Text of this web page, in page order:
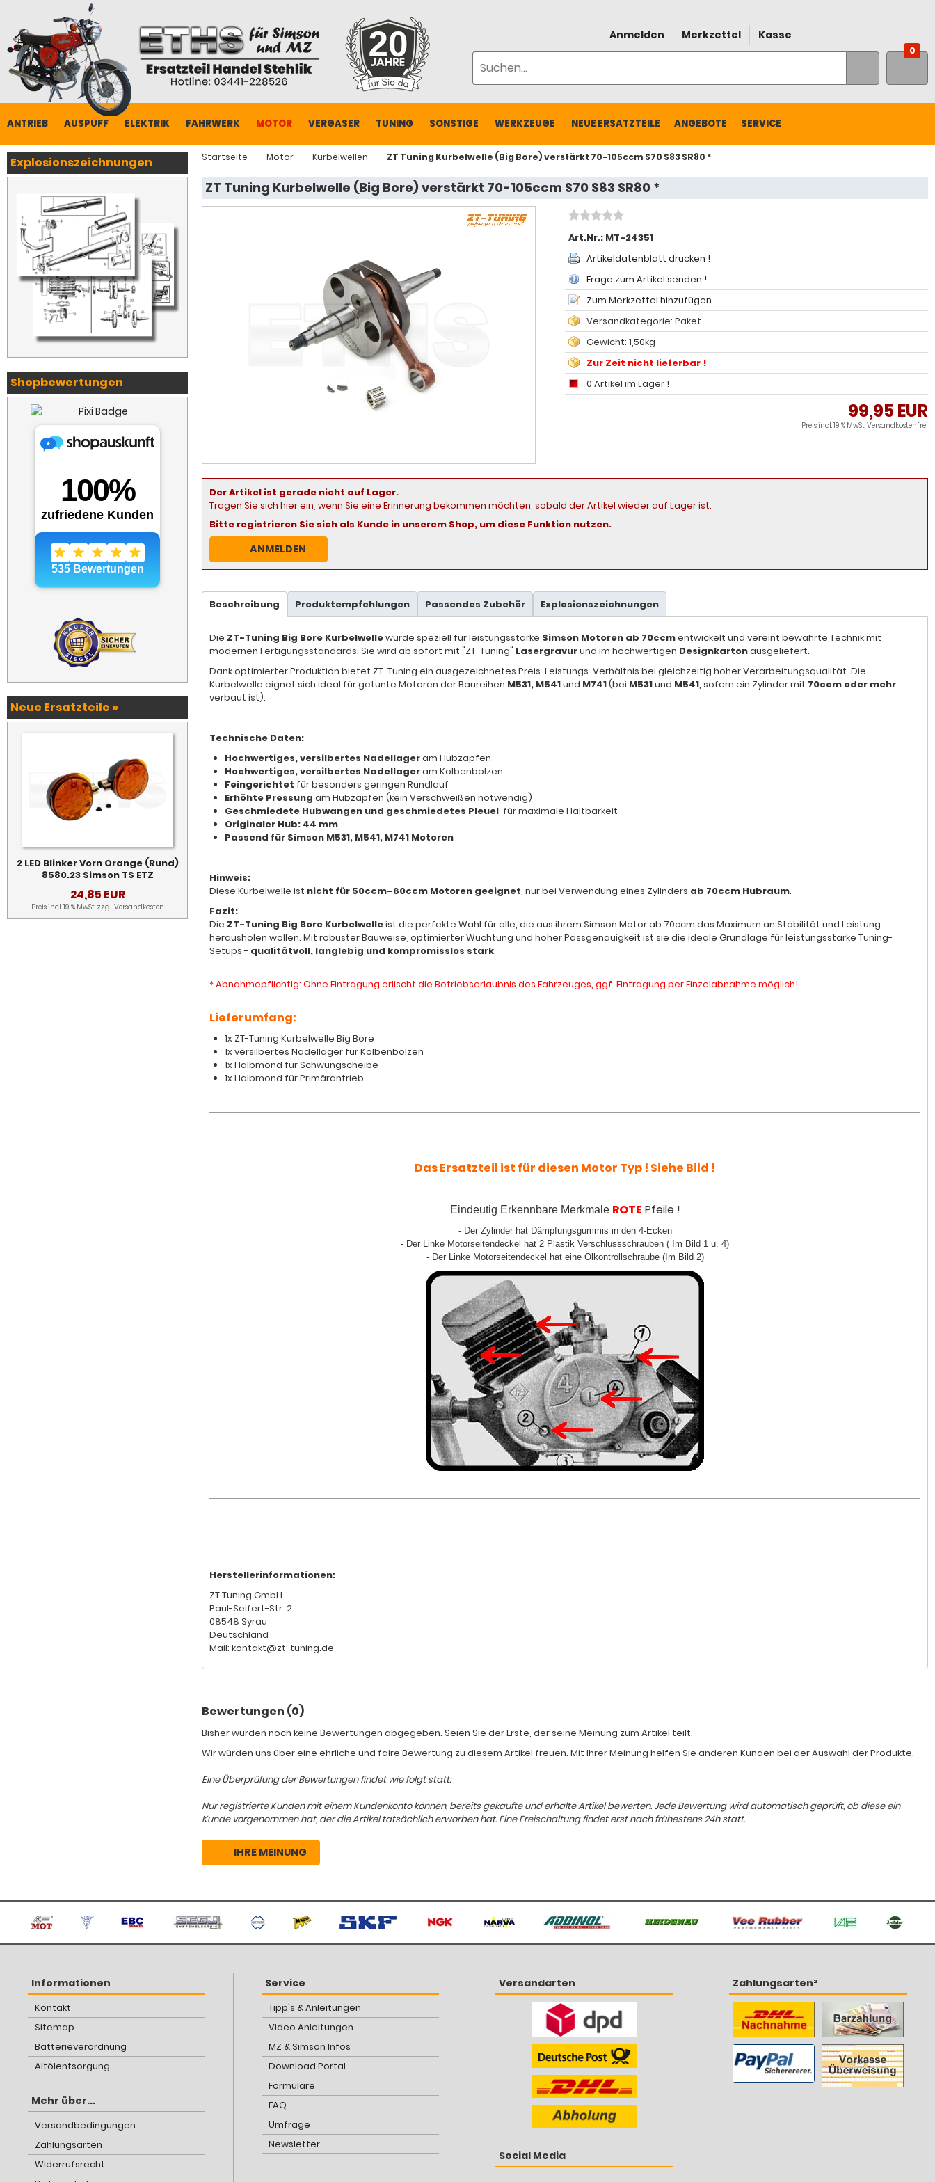
Anmelden Merkzettel Kasse
0
ANTRIEB AUSPUFF ELEKTRIK FAHRWERK MOTOR VERGASER TUNING SONSTIGE WERKZEUGE NEUE ERSATZTEILE ANGEBOTE SERVICE
Startseite Motor Kurbelwellen ZT Tuning Kurbelwelle (Big Bore) verstärkt 70-105ccm S70 S83 SR80 *
ZT Tuning Kurbelwelle (Big Bore) verstärkt 70-105ccm S70 S83 SR80 *
Art.Nr.: MT-24351
Artikeldatenblatt drucken !
Frage zum Artikel senden !
Zum Merkzettel hinzufügen
Versandkategorie: Paket
Gewicht: 1,50kg
Zur Zeit nicht lieferbar !
0 Artikel im Lager !
99,95 EUR
Preis incl. 19 % MwSt.Versandkostenfrei
Der Artikel ist gerade nicht auf Lager.
Tragen Sie sich hier ein, wenn Sie eine Erinnerung bekommen möchten, sobald der Artikel wieder auf Lager ist.
Bitte registrieren Sie sich als Kunde in unserem Shop, um diese Funktion nutzen.
ANMELDEN
Beschreibung Produktempfehlungen Passendes Zubehör Explosionszeichnungen
Die ZT-Tuning Big Bore Kurbelwellewurde speziell für leistungsstarke Simson Motoren ab 70ccmentwickelt und vereint bewährte Technik mit
modernen Fertigungsstandards. Sie wird ab sofort mit "ZT-Tuning" Lasergravurund im hochwertigen Designkartonausgeliefert.
Dank optimierter Produktion bietet ZT-Tuning ein ausgezeichnetes Preis-Leistungs-Verhältnis bei gleichzeitig hoher Verarbeitungsqualität. Die
Kurbelwelle eignet sich ideal für getunte Motoren der Baureihen M531, M541und M741(bei M531und M541, sofern ein Zylinder mit 70ccm oder mehr
verbaut ist).
Technische Daten:
Hochwertiges, versilbertes Nadellageram Hubzapfen
Hochwertiges, versilbertes Nadellageram Kolbenbolzen
Feingerichtet für besonders geringen Rundlauf
Erhöhte Pressung am Hubzapfen (kein Verschweißen notwendig)
Geschmiedete Hubwangen und geschmiedetes Pleuel, für maximale Haltbarkeit
Originaler Hub: 44 mm
Passend für Simson M531, M541, M741 Motoren
Hinweis:
Diese Kurbelwelle ist nicht für 50ccm–60ccm Motoren geeignet, nur bei Verwendung eines Zylinders ab 70ccm Hubraum.
Fazit:
Die ZT-Tuning Big Bore Kurbelwelleist die perfekte Wahl für alle, die aus ihrem Simson Motor ab 70ccm das Maximum an Stabilität und Leistung
herausholen wollen. Mit robuster Bauweise, optimierter Wuchtung und hoher Passgenauigkeit ist sie die ideale Grundlage für leistungsstarke Tuning-
Setups - qualitätvoll, langlebig und kompromisslos stark.
* Abnahmepflichtig: Ohne Eintragung erlischt die Betriebserlaubnis des Fahrzeuges, ggf. Eintragung per Einzelabnahme möglich!
Lieferumfang:
1x ZT-Tuning Kurbelwelle Big Bore
1x versilbertes Nadellager für Kolbenbolzen
1x Halbmond für Schwungscheibe
1x Halbmond für Primärantrieb
Das Ersatzteil ist für diesen Motor Typ ! Siehe Bild !
Eindeutig Erkennbare Merkmale ROTE Pfeile !
- Der Zylinder hat Dämpfungsgummis in den 4-Ecken
- Der Linke Motorseitendeckel hat 2 Plastik Verschlussschrauben ( Im Bild 1 u. 4)
- Der Linke Motorseitendeckel hat eine Ölkontrollschraube (Im Bild 2)
Herstellerinformationen:
ZT Tuning GmbH
Paul-Seifert-Str. 2
08548 Syrau
Deutschland
Mail: kontakt@zt-tuning.de
Bewertungen (0)
Bisher wurden noch keine Bewertungen abgegeben. Seien Sie der Erste, der seine Meinung zum Artikel teilt.
Wir würden uns über eine ehrliche und faire Bewertung zu diesem Artikel freuen. Mit Ihrer Meinung helfen Sie anderen Kunden bei der Auswahl der Produkte.
Eine Überprüfung der Bewertungen findet wie folgt statt:
Nur registrierte Kunden mit einem Kundenkonto können, bereits gekaufte und erhalte Artikel bewerten. Jede Bewertung wird automatisch geprüft, ob diese ein
Kunde vorgenommen hat, der die Artikel tatsächlich erworben hat. Eine Freischaltung findet erst nach frühestens 24h statt.
IHRE MEINUNG
Explosionszeichnungen
Shopbewertungen
Neue Ersatzteile »
2 LED Blinker Vorn Orange (Rund)
8580.23 Simson TS ETZ
24,85 EUR
Preis incl. 19 % MwSt. zzgl.Versandkosten
Informationen
Kontakt
Sitemap
Batterieverordnung
Altölentsorgung
Mehr über...
Versandbedingungen
Zahlungsarten
Widerrufsrecht
Service
Tipp's & Anleitungen
Video Anleitungen
MZ & Simson Infos
Download Portal
Formulare
FAQ
Umfrage
Newsletter
Versandarten
Social Media
Zahlungsarten²